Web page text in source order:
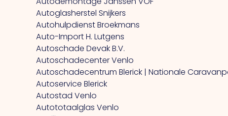
Autoglasherstel Snijkers
Autohulpdienst Broekmans
Auto-Import H. Lutgens
Autoschade Devak B.V.
Autoschadecenter Venlo
Autoschadecentrum Blerick | Nationale
Autoservice Blerick
Autostad Venlo
Autototaalglas Venlo